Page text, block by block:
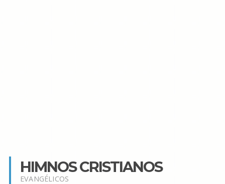
HIMNOS CRISTIANOS
EVANGÉLICOS